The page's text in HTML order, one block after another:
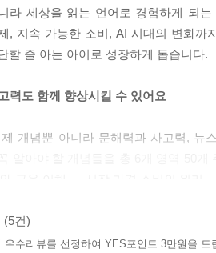
라 세상을 읽는 언어로 경험하게 되
, 지속 가능한 소비, AI 시대의 변화까
할 줄 아는 아이로 성장하게 돕습니다.
력도 함께 향상시킬 수 있어요
개념뿐 아니라 문해력과 사고력, 뉴
와 금융 이해 → 시장.가격.소비의 원
활동’ 구조로 이루어져 있어 단순
(5건)
우수리뷰를 선정하여 YES포인트 3만원을 드